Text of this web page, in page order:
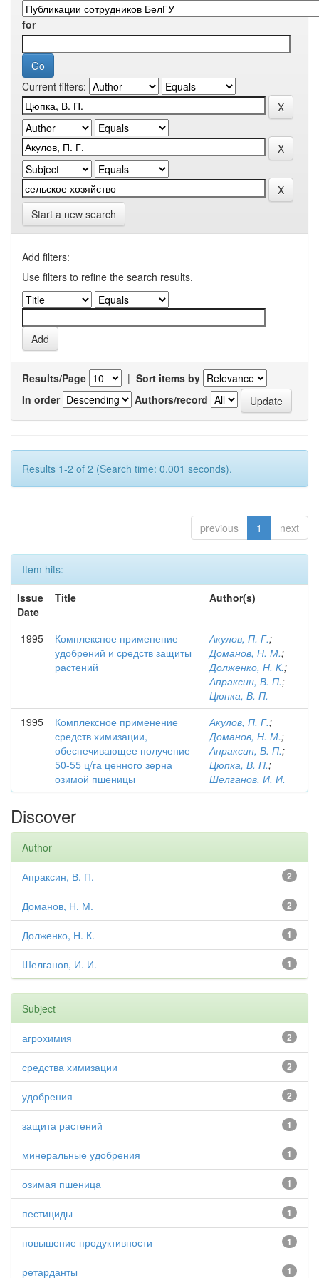
for
Current filters:
Start a new search
Add filters:
Use filters to refine the search results.
Results/Page | Sort items by
In order
Authors/record
Results 1-2 of 2 (Search time: 0.001 seconds).
previous 1 next
Item hits:
Issue
Date
Title Author(s)
1995
Комплексное применение
удобрений и средств защиты
растений
Акулов, П. Г.;
Доманов, Н. М.;
Долженко, Н. К.;
Апраксин, В. П.;
Цюпка, В. П.
1995
Комплексное применение
средств химизации,
обеспечивающее получение
50-55 ц/га ценного зерна
озимой пшеницы
Акулов, П. Г.;
Доманов, Н. М.;
Апраксин, В. П.;
Цюпка, В. П.;
Шелганов, И. И.
Discover
Author
2
Апраксин, В. П.
2
Доманов, Н. М.
1
Долженко, Н. К.
1
Шелганов, И. И.
Subject
2
агрохимия
2
средства химизации
2
удобрения
1
защита растений
1
минеральные удобрения
1
озимая пшеница
1
пестициды
1
повышение продуктивности
1
ретарданты